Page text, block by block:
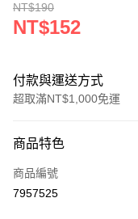
NT$190
NT$152
付款與運送方式
超取滿NT$1,000免運
信用卡一次付款
超商取貨付款
商品特色
商品編號
7957525